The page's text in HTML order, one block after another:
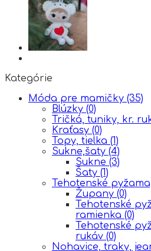
Kategórie
Móda pre mamičky (35)
Blúzky (0)
Tričká, tuniky, kr.
Kraťasy (0)
Topy, tielka (1)
Sukne,šaty (4)
Sukne (3)
Šaty (1)
Tehotenské
Župany (0)
Tehotenské
ramienka (0)
Tehotenské
rukáv (0)
Nohavice, traky,